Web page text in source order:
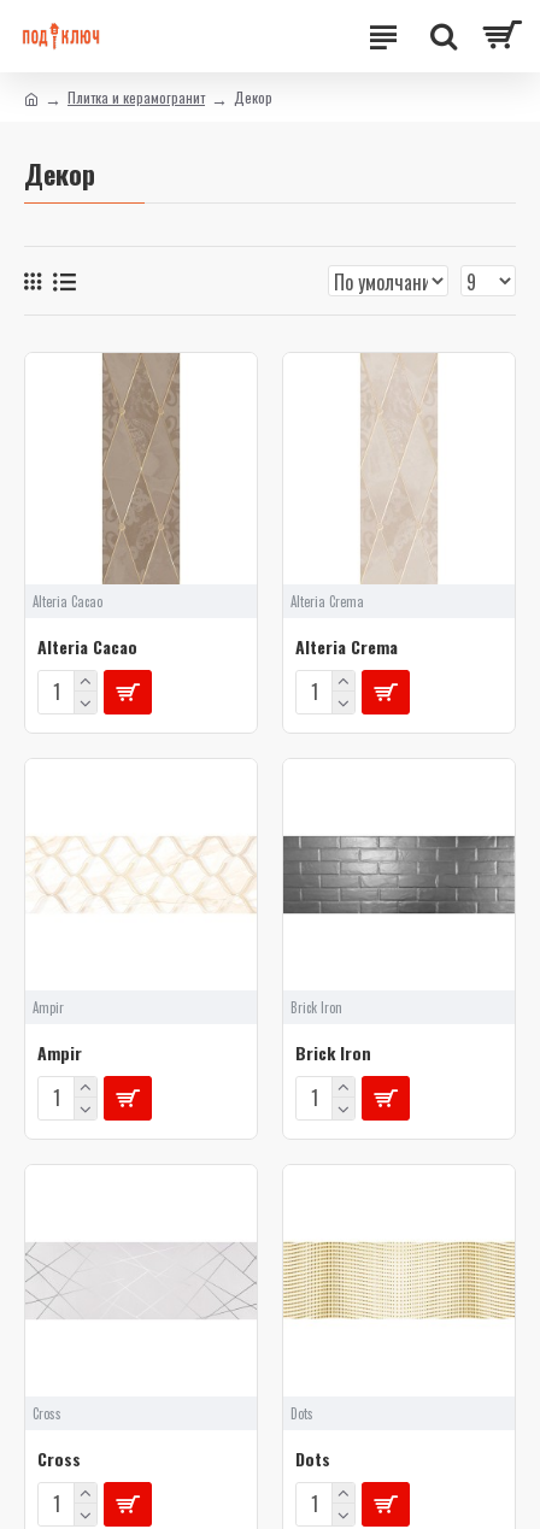
Плитка и керамогранит Декор
Декор
Alteria Cacao
Alteria Cacao
Alteria Crema
Alteria Crema
Ampir
Ampir
Brick Iron
Brick Iron
Cross
Cross
Dots
Dots